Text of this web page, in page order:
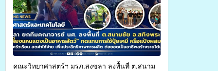
คณะวิทยาศาสตร์ฯ มรภ.สงขลา ลงพื้นที่ ต.สนาม